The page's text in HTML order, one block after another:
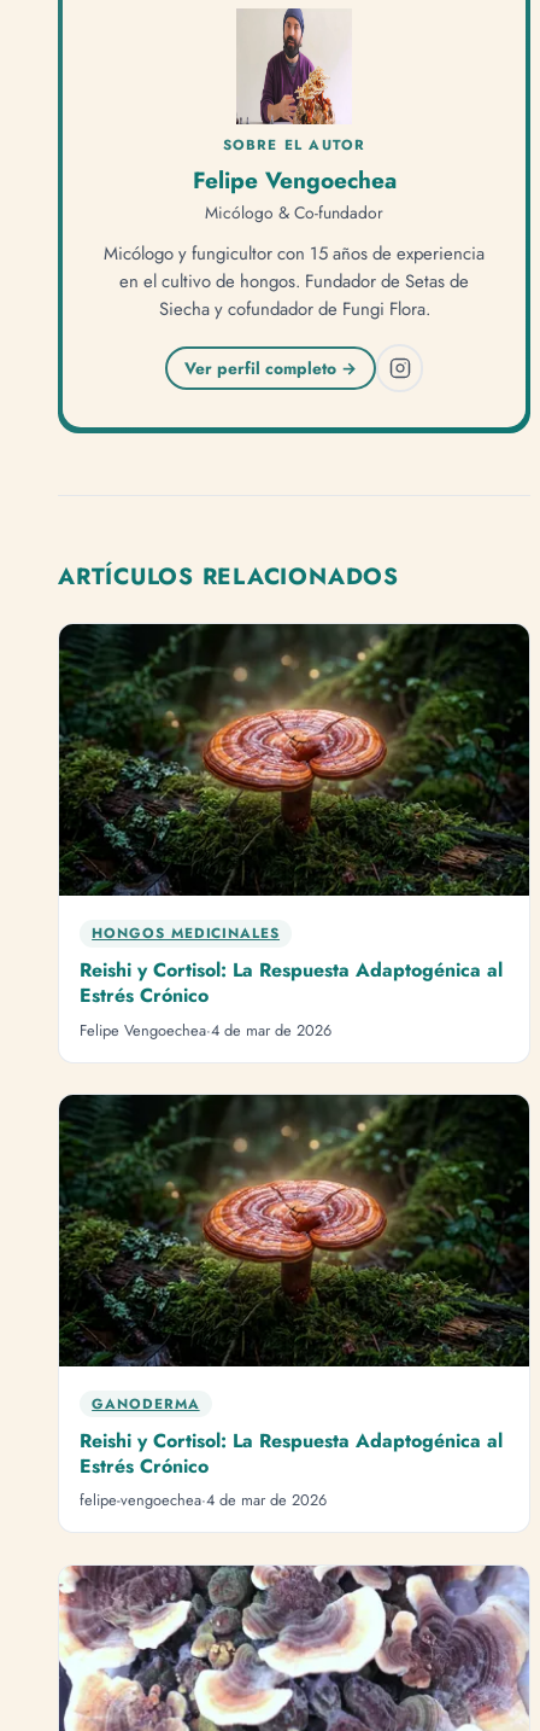
SOBRE EL AUTOR
Felipe Vengoechea
Micólogo & Co-fundador
Micólogo y fungicultor con 15 años de experiencia
en el cultivo de hongos. Fundador de Setas de
Siecha y cofundador de Fungi Flora.
Ver perfil completo →
ARTÍCULOS RELACIONADOS
HONGOS MEDICINALES
Reishi y Cortisol: La Respuesta Adaptogénica al
Estrés Crónico
Felipe Vengoechea·4 de mar de 2026
GANODERMA
Reishi y Cortisol: La Respuesta Adaptogénica al
Estrés Crónico
felipe-vengoechea·4 de mar de 2026